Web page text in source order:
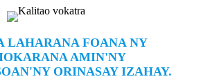
LAHARANA FOANA NY
AMIN'NY
ORINASAY IZAHAY.